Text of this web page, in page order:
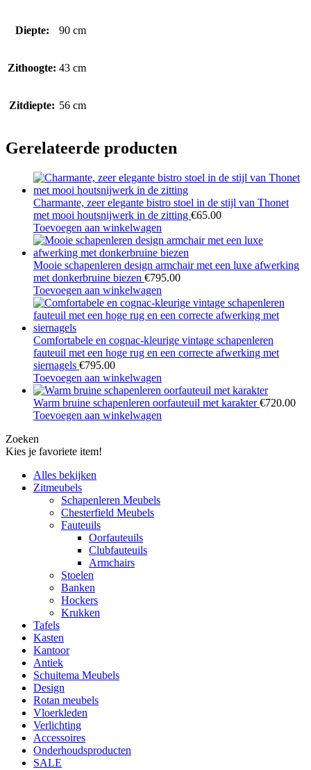
Diepte: 90 cm
Zithoogte: 43 cm
Zitdiepte: 56 cm
Gerelateerde producten
Charmante, zeer elegante bistro stoel in de stijl van Thonet
met mooi houtsnijwerk in de zitting €65.00
Toevoegen aan winkelwagen
Mooie schapenleren design armchair met een luxe afwerking
met donkerbruine biezen €795.00
Toevoegen aan winkelwagen
Comfortabele en cognac-kleurige vintage schapenleren
fauteuil met een hoge rug en een correcte afwerking met
siernagels €795.00
Toevoegen aan winkelwagen
Warm bruine schapenleren oorfauteuil met karakter€720.00
Toevoegen aan winkelwagen
Zoeken
Kies je favoriete item!
Alles bekijken
Zitmeubels
Schapenleren Meubels
Chesterfield Meubels
Fauteuils
Oorfauteuils
Clubfauteuils
Armchairs
Stoelen
Banken
Hockers
Krukken
Tafels
Kasten
Kantoor
Antiek
Schuitema Meubels
Design
Rotan meubels
Vloerkleden
Verlichting
Accessoires
Onderhoudsproducten
SALE